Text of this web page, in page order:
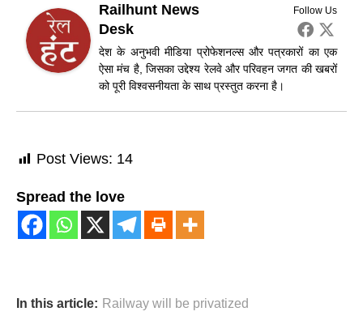
Follow Us
Railhunt News
Desk
देश के अनुभवी मीडिया प्रोफेशनल्स और पत्रकारों का एक
ऐसा मंच है, जिसका उद्देश्य रेलवे और परिवहन जगत की खबरों
को पूरी विश्वसनीयता के साथ प्रस्तुत करना है।
Post Views: 14
Spread the love
In this article: Railway will be privatized